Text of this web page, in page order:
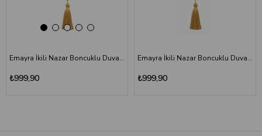
Emayra İkili Nazar Boncuklu Duvar Süsü Turkuaz | Yıldız Motifli
₺999,90
Emayra İkili Nazar Boncuklu Duvar Süsü Krem Altın | Yıldız Motifli
₺999,90